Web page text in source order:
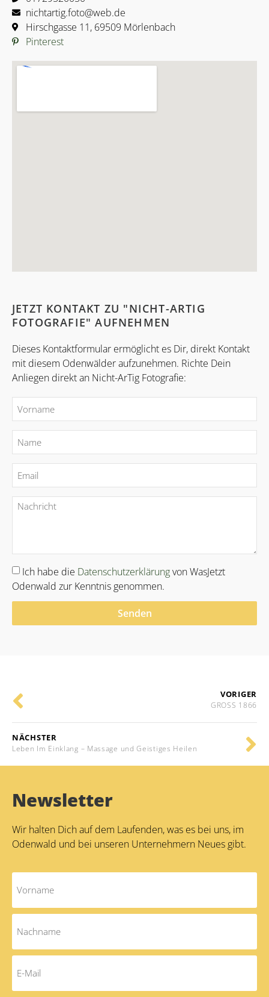
nichtartig.foto@web.de
Hirschgasse 11, 69509 Mörlenbach
Pinterest
JETZT KONTAKT ZU "NICHT-ARTIG
FOTOGRAFIE" AUFNEHMEN
Dieses Kontaktformular ermöglicht es Dir, direkt Kontakt
mit diesem Odenwälder aufzunehmen. Richte Dein
Anliegen direkt an Nicht-ArTig Fotografie:
Ich habe die Datenschutzerklärungvon WasJetzt
Odenwald zur Kenntnis genommen.
Senden
VORIGER
GROSS 1866
NÄCHSTER
Leben Im Einklang – Massage und Geistiges Heilen
Newsletter
Wir halten Dich auf dem Laufenden, was es bei uns, im
Odenwald und bei unseren Unternehmern Neues gibt.